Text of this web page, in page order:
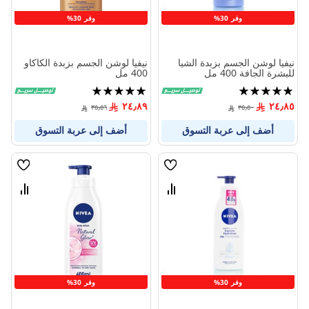
وفر 30%
نيفيا لوشن الجسم بزبدة الشيا
للبشرة الجافة 400 مل
تقييم:
100%
٢٤٫٨٥ ٣٥٫٥٠
أضف إلى عربة التسوق
وفر 30%
نيفيا لوشن الجسم بزبدة الكاكاو
400 مل
تقييم:
100%
٢٤٫٨٩ ٣٥٫٥٦
أضف إلى عربة التسوق
وفر 30%
قائمة
قارن
وفر 30%
قائمة
قارن